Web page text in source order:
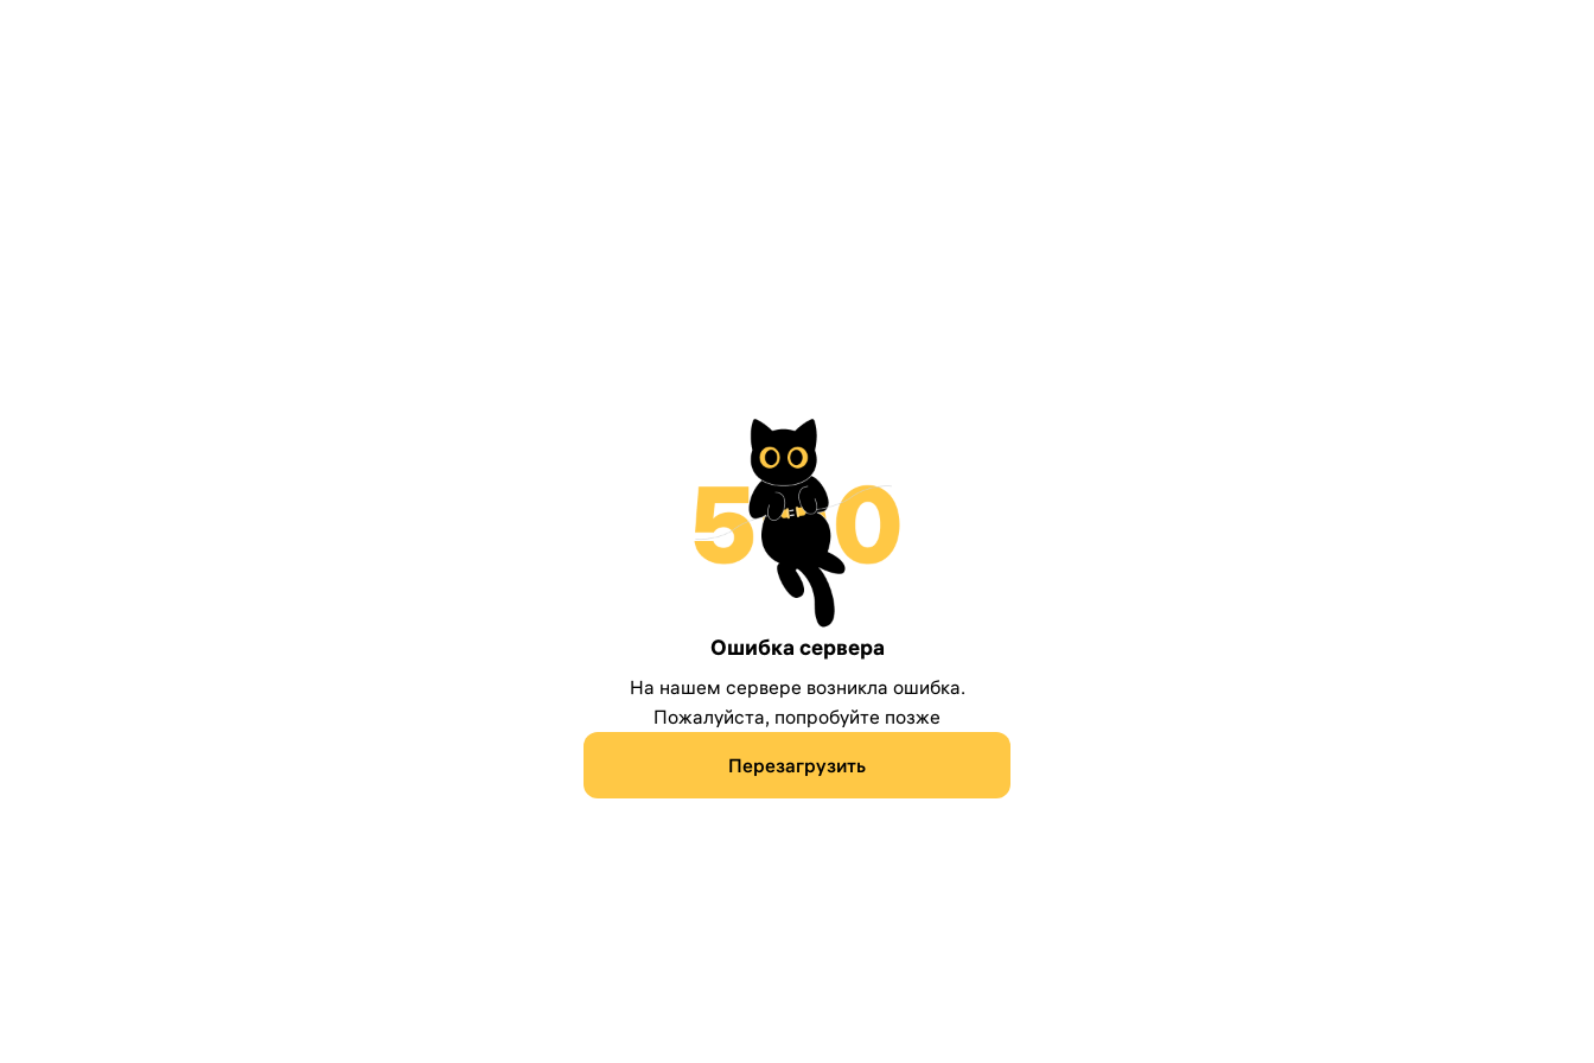
Ошибка сервера
На нашем сервере возникла ошибка.
Пожалуйста, попробуйте позже
Перезагрузить